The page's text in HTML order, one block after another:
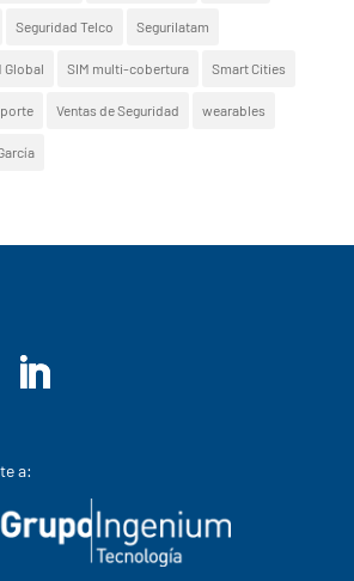
Seguridad Telco Segurilatam
Global SIM multi-cobertura Smart Cities
Ventas de Seguridad wearables
a: